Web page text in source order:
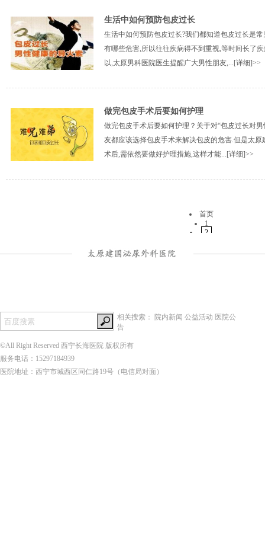
生活中如何预防包皮过长
生活中如何预防包皮过长?我们都知道包皮过长是
有哪些危害,所以往往疾病得不到重视,等时间长了
以,太原男科医院医生提醒广大男性朋友,... [详细]>>
做完包皮手术后要如何护理
做完包皮手术后要如何护理？关于对“包皮过长对
友都应该选择包皮手术来解决包皮的危害.但是太
术后,需依然要做好护理措施,这样才能... [详细]>>
首页
1
2
末页
相关搜索： 院内新闻 公益活动 医院公
告
©All Right Reserved 西宁长海医院 版权所有
服务电话：15297184939
医院地址：西宁市城西区同仁路19号（电信局对面）